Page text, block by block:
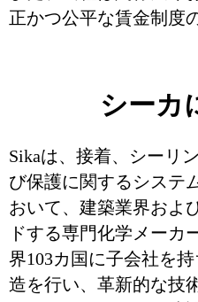
正かつ公平な賃金制度
シーカ
Sikaは、接着、シーリ
び保護に関するシステ
おいて、建築業界およ
ドする専門化学メーカ
界103カ国に子会社を
造を行い、革新的な技